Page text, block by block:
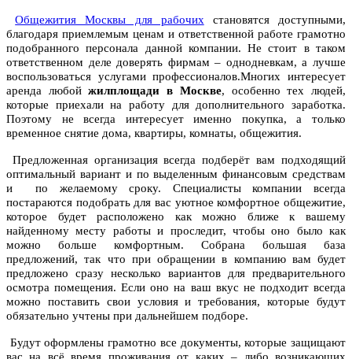
Общежития Москвы для рабочих становятся доступными,
благодаря приемлемым ценам и ответственной работе грамотно
подобранного персонала данной компании. Не стоит в таком
ответственном деле доверять фирмам – однодневкам, а лучше
воспользоваться услугами профессионалов.Многих интересует
аренда любойжилплощади в Москве, особенно тех людей,
которые приехали на работу для дополнительного заработка.
Поэтому не всегда интересует именно покупка, а только
временное снятие дома, квартиры, комнаты, общежития.
Предложенная организация всегда подберёт вам подходящий
оптимальный вариант и по выделенным финансовым средствам
и по желаемому сроку. Специалисты компании всегда
постараются подобрать для вас уютное комфортное общежитие,
которое будет расположено как можно ближе к вашему
найденному месту работы и проследит, чтобы оно было как
можно больше комфортным. Собрана большая база
предложений, так что при обращении в компанию вам будет
предложено сразу несколько вариантов для предварительного
осмотра помещения. Если оно на ваш вкус не подходит всегда
можно поставить свои условия и требования, которые будут
обязательно учтены при дальнейшем подборе.
Будут оформлены грамотно все документы, которые защищают
вас на всё время проживания от каких – либо возникающих